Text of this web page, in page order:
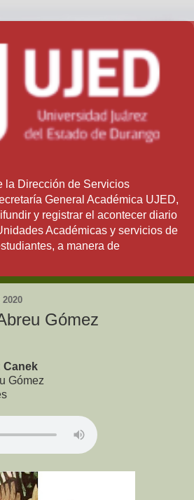
la Dirección de Servicios
General Académica UJED,
y registrar el acontecer diario
Académicas y servicios de
a manera de
Gómez
Canek
Gómez